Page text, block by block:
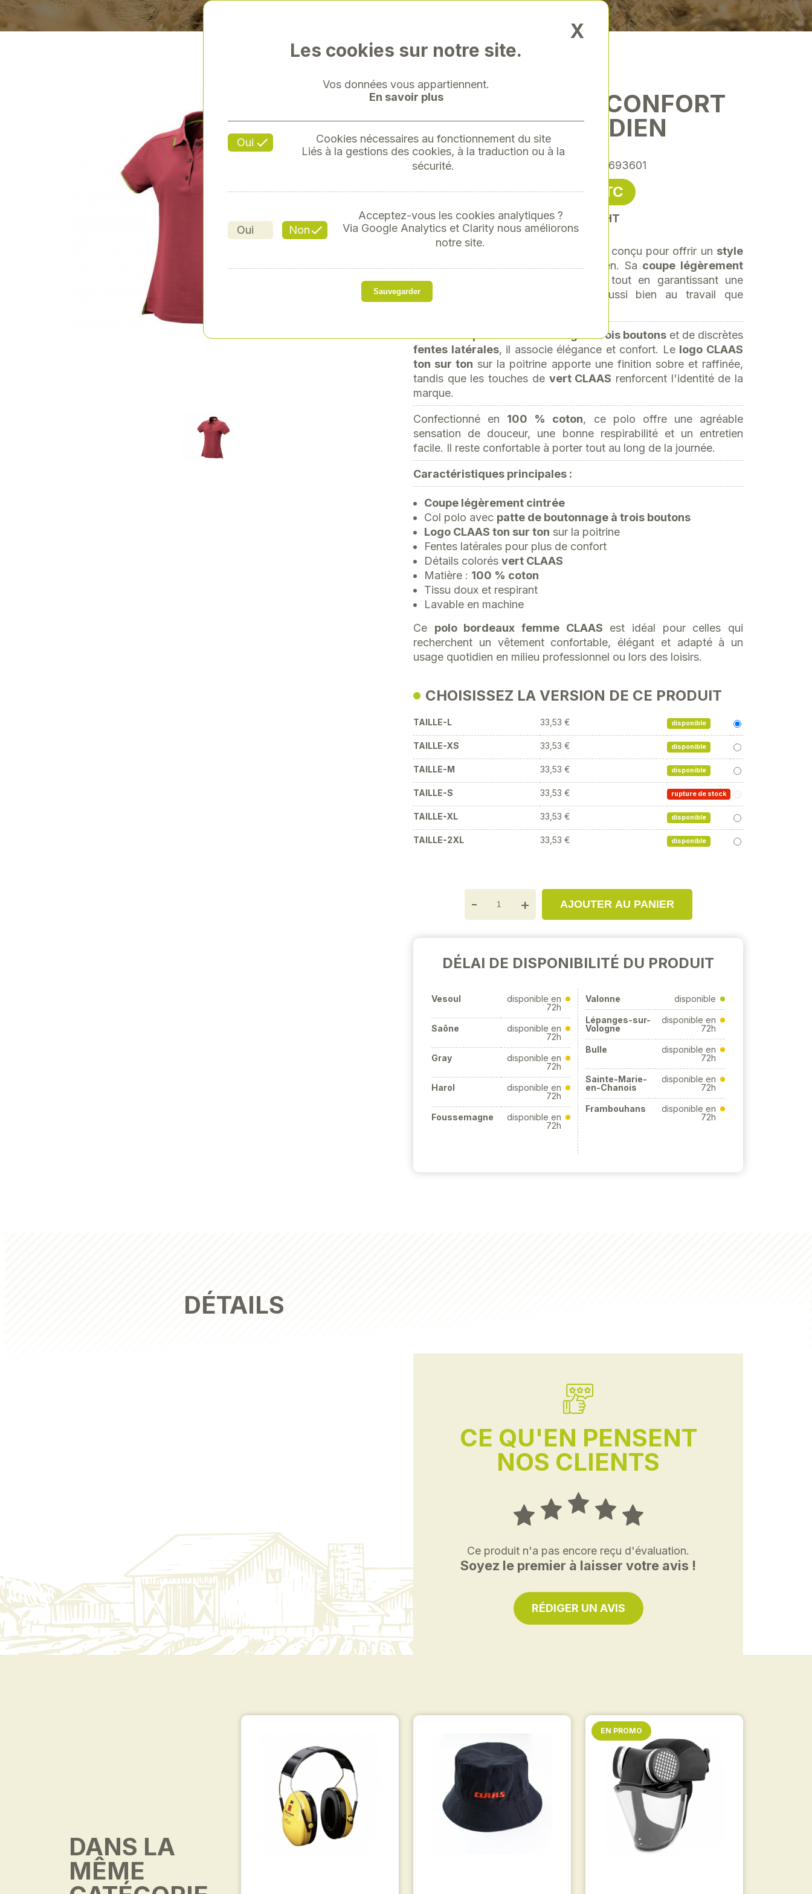
ÉLÉGANCE ET CONFORT
AU QUOTIDIEN
: 00026693601
40,24 € TTC
soit 33,53 € HT
est conçu pour offrir un style
professionnel et fémininau quotidien. Sa coupe légèrement
cintrée
met en valeur la silhouette tout en garantissant une
excellente liberté de mouvement, aussi bien au travail que
patte de boutonnage à trois boutons et de discrètes
fentes latérales, il associe élégance et confort. Le logo CLAAS
ton sur ton sur la poitrine apporte une finition sobre et raffinée,
tandis que les touches de vert CLAAS renforcent l'identité de la
marque.
Confectionné en 100 % coton, ce polo offre une agréable
sensation de douceur, une bonne respirabilité et un entretien
facile. Il reste confortable à porter tout au long de la journée.
Caractéristiques principales :
Coupe légèrement cintrée
Col polo avec patte de boutonnage à trois boutons
Logo CLAAS ton sur ton sur la poitrine
Fentes latérales pour plus de confort
Détails colorés vert CLAAS
Matière : 100 % coton
Tissu doux et respirant
Lavable en machine
Ce polo bordeaux femme CLAAS est idéal pour celles qui
recherchent un vêtement confortable, élégant et adapté à un
usage quotidien en milieu professionnel ou lors des loisirs.
CHOISISSEZ LA VERSION DE CE PRODUIT
TAILLE-L 33,53 € disponible
TAILLE-XS 33,53 € disponible
TAILLE-M 33,53 € disponible
TAILLE-S 33,53 € rupture de stock
TAILLE-XL 33,53 € disponible
TAILLE-2XL 33,53 € disponible
- + AJOUTER AU PANIER
DÉLAI DE DISPONIBILITÉ DU PRODUIT
Vesoul
disponible en
72h
Saône
disponible en
72h
Gray
disponible en
72h
Harol
disponible en
72h
Foussemagne
disponible en
72h
Valonne disponible
Lépanges-sur-
Vologne
disponible en
72h
Bulle
disponible en
72h
Sainte-Marie-
en-Chanois
disponible en
72h
Frambouhans
disponible en
72h
DÉTAILS
CE QU'EN PENSENT
NOS CLIENTS
Ce produit n'a pas encore reçu d'évaluation.
Soyez le premier à laisser votre avis !
RÉDIGER UN AVIS
DANS LA
MÊME
EN PROMO
X
Les cookies sur notre site.
Vos données vous appartiennent.
En savoir plus
Oui
Cookies nécessaires au fonctionnement du site
Liés à la gestions des cookies, à la traduction ou à la
sécurité.
Oui Non
Acceptez-vous les cookies analytiques ?
Via Google Analytics et Clarity nous améliorons
notre site.
Sauvegarder